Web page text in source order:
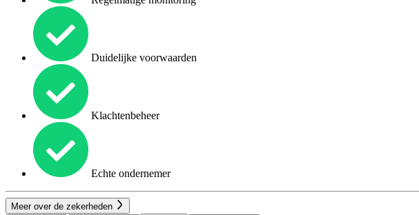
Duidelijke voorwaarden
Klachtenbeheer
Echte ondernemer
Meer over de zekerheden